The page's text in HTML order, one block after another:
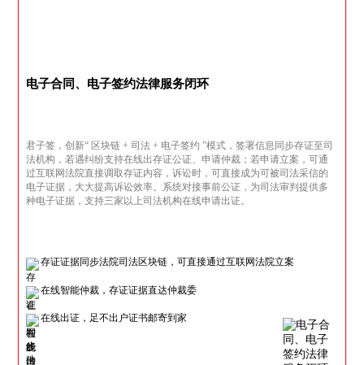
电子合同、电子签约法律服务闭环
君子签，创新“ 区块链 + 司法 + 电子签约 ”模式，签署信息同步存证至司
法机构，若遇纠纷支持在线出存证公证、申请仲裁；若申请立案，可通
过互联网法院直接调取存证内容，诉讼时，可直接成为可被司法采信的
电子证据，大大提高诉讼效率。系统对接事前公证，为司法审判提供多
种电子证据，支持三家以上司法机构在线申请出证。
存证证据同步法院司法区块链，可直接通过互联网法院立案
在线智能仲裁，存证证据直达仲裁委
在线出证，足不出户证书邮寄到家